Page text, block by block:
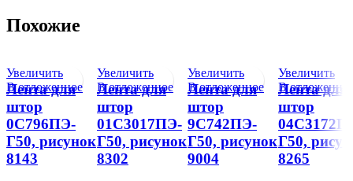
Похожие
Увеличить
В отложенное
Лента для
штор
0С796ПЭ-
Г50, рисунок
8143
Увеличить
В отложенное
Лента для
штор
01С3017ПЭ-
Г50, рисунок
8302
Увеличить
В отложенное
Лента для
штор
9С742ПЭ-
Г50, рисунок
9004
Увеличить
В
Лента для
штор
Г50,
8265